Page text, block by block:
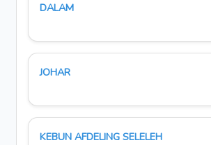
DALAM
JOHAR
KEBUN AFDELING SELELEH